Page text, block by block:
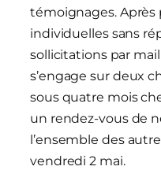
témoignages. Après
individuelles sans
sollicitations par
s’engage sur deux
sous quatre mois
un rendez-vous de
l’ensemble des
vendredi 2 mai.